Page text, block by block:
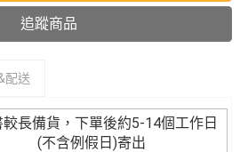
追蹤商品
配送
較長備貨，下單後約5-14個工作日
(不含例假日)寄出